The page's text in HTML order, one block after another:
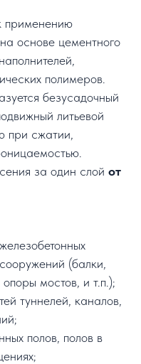
применению
основе цементного
полимеров.
безусадочный
литьевой
при сжатии,
за один слой от
(балки,
мостов, и т.п.);
туннелей, каналов,
полов, полов в